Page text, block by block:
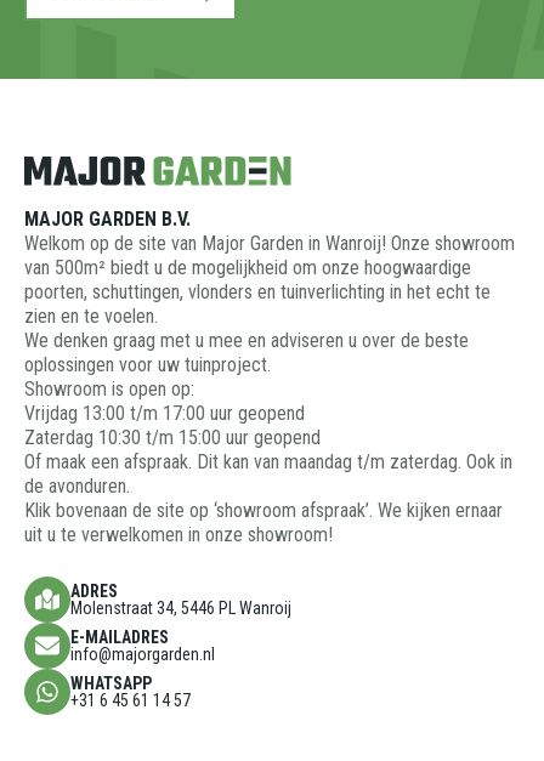
MAJOR GARDEN B.V.
Welkom op de site van Major Garden in Wanroij! Onze showroom
van 500m² biedt u de mogelijkheid om onze hoogwaardige
poorten, schuttingen, vlonders en tuinverlichting in het echt te
zien en te voelen.
We denken graag met u mee en adviseren u over de beste
oplossingen voor uw tuinproject.
Showroom is open op:
Vrijdag 13:00 t/m 17:00 uur geopend
Zaterdag 10:30 t/m 15:00 uur geopend
Of maak een afspraak. Dit kan van maandag t/m zaterdag. Ook in
de avonduren.
Klik bovenaan de site op ‘showroom afspraak’. We kijken ernaar
uit u te verwelkomen in onze showroom!
ADRES
Molenstraat 34, 5446 PL Wanroij
E-MAILADRES
info@majorgarden.nl
WHATSAPP
+31 6 45 61 14 57